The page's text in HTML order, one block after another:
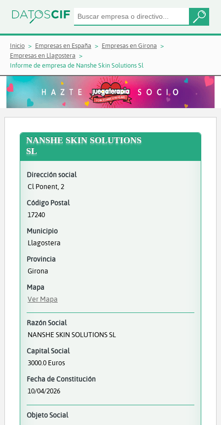
Inicio Empresas en España
Empresas en Girona
Empresas en Llagostera
Informe de empresa de Nanshe Skin Solutions Sl
NANSHE SKIN SOLUTIONS
SL
Dirección social
Cl Ponent, 2
Código Postal
17240
Municipio
Llagostera
Provincia
Girona
Mapa
Ver Mapa
Razón Social
NANSHE SKIN SOLUTIONS SL
Capital Social
3000.0 Euros
Fecha de Constitución
10/04/2026
Objeto Social